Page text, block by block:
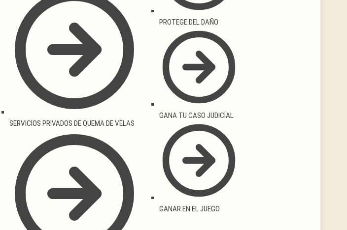
SERVICIOS PRIVADOS DE QUEMA DE VELAS
PROTEGE DEL DAÑO
GANA TU CASO JUDICIAL
GANAR EN EL JUEGO